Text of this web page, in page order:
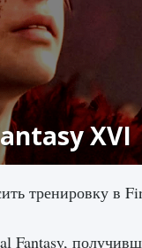
XVI
тренировку в
Fantasy,